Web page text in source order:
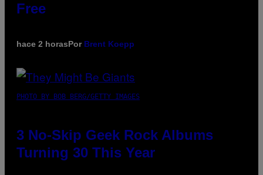
Free
hace 2 horasPor Brent Koepp
PHOTO BY BOB BERG/GETTY IMAGES
3 No-Skip Geek Rock Albums
Turning 30 This Year